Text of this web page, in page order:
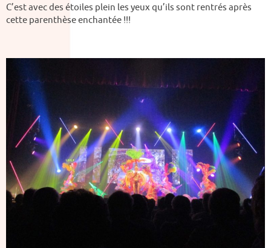
C’est avec des étoiles plein les yeux qu’ils sont rentrés après
cette parenthèse enchantée !!!